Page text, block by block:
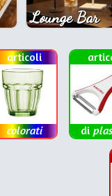
Lounge Bar
articoli
colorati di